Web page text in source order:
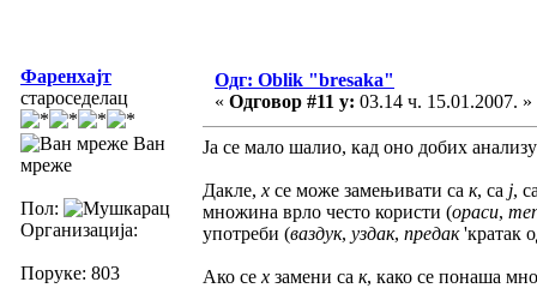
Фаренхајт
староседелац
Ван
мреже
Пол:
Организација:
Поруке: 803
Одг: Oblik "bresaka"
« Одговор #11 у: 03.14 ч. 15.01.2007. »
Ја се мало шалио, кад оно добих
Дакле, х се може замењивати са к, са ј,
множина врло често користи (ораси,
употреби (ваздук, уздак, предак'кратак
Ако се х замени са к, како се понаша